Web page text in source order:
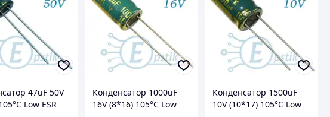
47uF 50V
Low ESR
Конденсатор 1000uF
16V (8*16) 105°C Low
Конденсатор 1500uF
10V (10*17) 105°C Low